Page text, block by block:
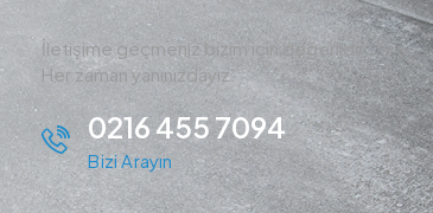
İletişime geçmeniz bizim için değerlidir ,
Her zaman yanınızdayız.
0216 455 7094
Bizi Arayın